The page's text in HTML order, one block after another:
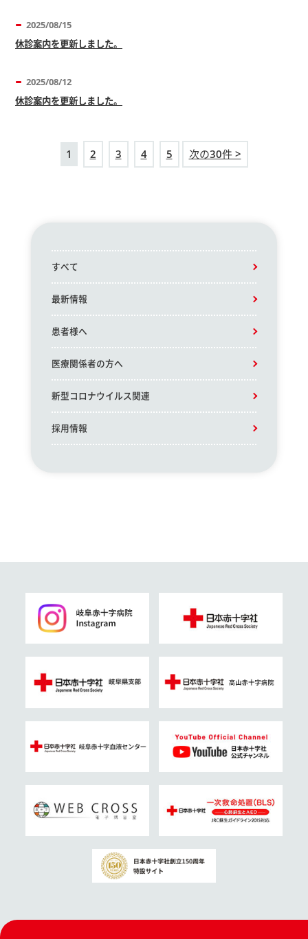
2025/08/15
休診案内を更新しました。
2025/08/12
休診案内を更新しました。
1 2 3 4 5 次の30件 >
すべて
最新情報
患者様へ
医療関係者の方へ
新型コロナウイルス関連
採用情報